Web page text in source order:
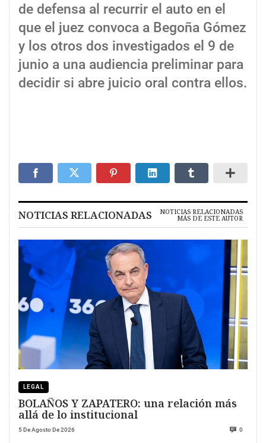
de defensa al recurrir el auto en el
que el juez convoca a Begoña Gómez
y los otros dos investigados el 9 de
junio a una audiencia preliminar para
decidir si abre juicio oral contra ellos.
NOTICIAS RELACIONADAS NOTICIAS RELACIONADAS
MÁS DE ESTE AUTOR
LEGAL
BOLAÑOS Y ZAPATERO: una relación más
allá de lo institucional
5 De Agosto De 2026 0